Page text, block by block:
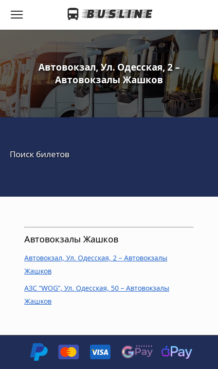
Автовокзал, Ул. Одесская, 2 –
Автовокзалы Жашков
Поиск билетов
Автовокзалы Жашков
Автовокзал, Ул. Одесская, 2 – Автовокзалы
Жашков
АЗС “WOG”, Ул. Одесская, 50 – Автовокзалы
Жашков